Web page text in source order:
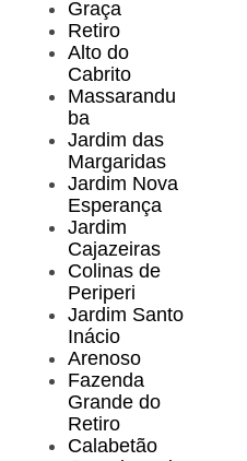
Graça
Retiro
Alto do
Cabrito
Massarandu
ba
Jardim das
Margaridas
Jardim Nova
Esperança
Jardim
Cajazeiras
Colinas de
Periperi
Jardim Santo
Inácio
Arenoso
Fazenda
Grande do
Retiro
Calabetão